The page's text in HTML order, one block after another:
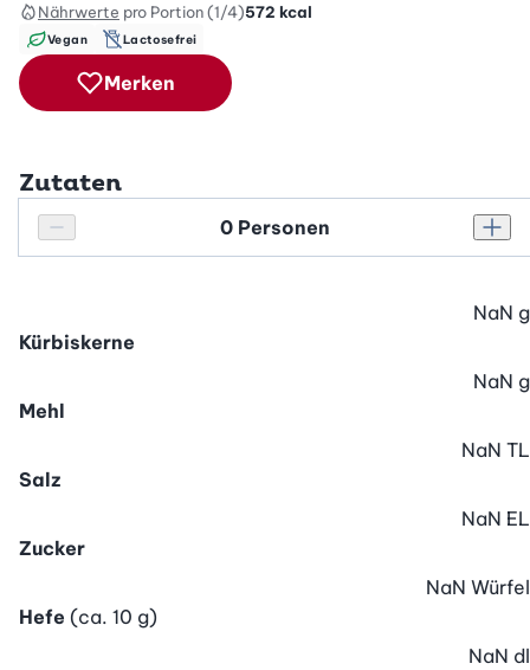
Nährwerte pro Portion (1/4)572 kcal
Vegan Lactosefrei
Merken
Zutaten
Personenanzahl verringern
Personenanzahl
Kürbiskerne
NaN g
Mehl
NaN g
Salz
NaN TL
Zucker
NaN EL
Hefe (ca. 10 g)
NaN Würfel
NaN dl